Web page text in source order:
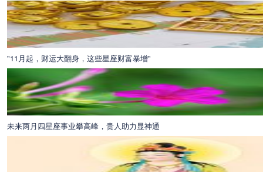
"11月起，财运大翻身，这些星座财富暴增"
未来两月四星座事业攀高峰，贵人助力显神通